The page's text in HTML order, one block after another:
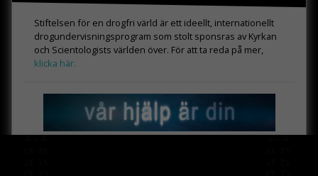
Stiftelsen för en drogfri värld är ett ideellt, internationellt
drogundervisningsprogram som stolt sponsras av Kyrkan
och Scientologists världen över. För att ta reda på mer,
klicka här.